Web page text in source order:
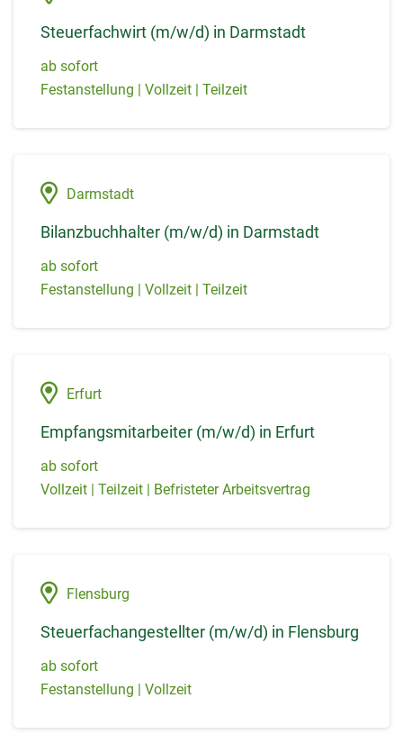
Steuerfachwirt (m/w/d) in Darmstadt
ab sofort
Festanstellung | Vollzeit | Teilzeit
Darmstadt
Bilanzbuchhalter (m/w/d) in Darmstadt
ab sofort
Festanstellung | Vollzeit | Teilzeit
Erfurt
Empfangsmitarbeiter (m/w/d) in Erfurt
ab sofort
Vollzeit | Teilzeit | Befristeter Arbeitsvertrag
Flensburg
Steuerfachangestellter (m/w/d) in Flensburg
ab sofort
Festanstellung | Vollzeit